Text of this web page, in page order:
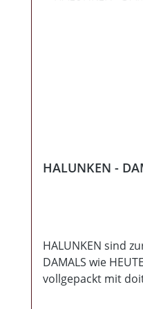
innehaben und
Split Scheibe ab!
ja! Zugreifen!
HALUNKEN -
HALUNKEN sind
DAMALS wie
vollgepackt mit